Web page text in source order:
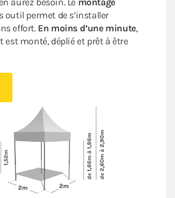
aurez besoin. Le montage
outil permet de s’installer
effort. En moins d’une minute,
monté, déplié et prêt à être
au niveau des angles. Elle est
. L’armature en acier dotée
garantit sa durabilité pour
à régulière
polyvalent
tarif très
particuliers et les professionnels
(composé d'un mur plein, de deux